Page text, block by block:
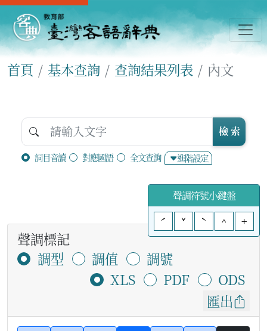
首頁 基本查詢 查詢結果列表 內文
詞目音讀 對應國語 全文查詢 進階設定
檢 索
聲調符號小鍵盤
ˊ
ˇ ˋ ^ +
聲調標記
調型
調值
調號
XLS
PDF
ODS
匯出